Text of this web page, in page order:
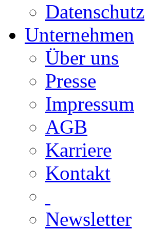
Datenschutz
Unternehmen
Über uns
Presse
Impressum
AGB
Karriere
Kontakt
Newsletter